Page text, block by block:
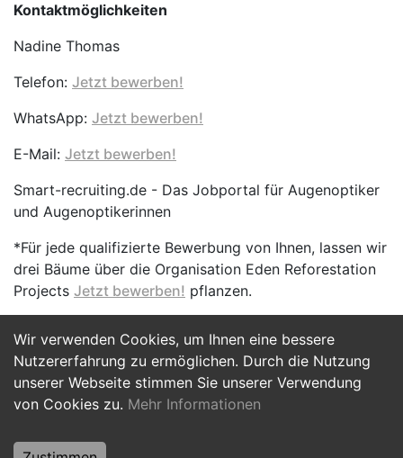
Wir verwenden Cookies, um Ihnen eine bessere
Nutzererfahrung zu ermöglichen. Durch die Nutzung
unserer Webseite stimmen Sie unserer Verwendung
von Cookies zu. Mehr Informationen
Kontaktmöglichkeiten
Nadine Thomas
Telefon: Jetzt bewerben!
WhatsApp: Jetzt bewerben!
E-Mail: Jetzt bewerben!
Smart-recruiting.de - Das Jobportal für Augenoptiker
und Augenoptikerinnen
*Für jede qualifizierte Bewerbung von Ihnen, lassen wir
drei Bäume über die Organisation Eden Reforestation
Projects Jetzt bewerben! pflanzen.
Jetzt Bewerben